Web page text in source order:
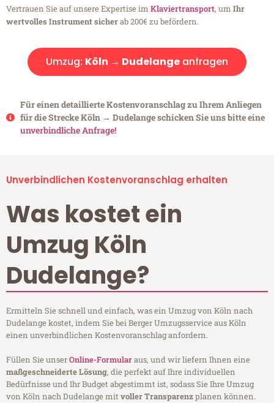
Vertrauen Sie auf unsere Expertise im Klaviertransport, um Ihr
wertvolles Instrument sicherab 200€ zu befördern.
Umzug: Köln → Dudelange anfragen
Für einen detaillierte Kostenvoranschlag zu Ihrem Anliegen
für die Strecke Köln → Dudelange schicken Sie uns bitte eine
unverbindliche Anfrage!
Unverbindlichen Kostenvoranschlag erhalten
Was kostet ein
Umzug Köln
Dudelange?
Ermitteln Sie schnell und einfach, was ein Umzug von Köln nach
Dudelange kostet, indem Sie bei Berger Umzugsservice aus Köln
einen unverbindlichen Kostenvoranschlag anfordern.
Füllen Sie unserOnline-Formularaus, und wir liefern Ihnen eine
maßgeschneiderte Lösung, die perfekt auf Ihre individuellen
Bedürfnisse und Ihr Budget abgestimmt ist, sodass Sie Ihre Umzug
von Köln nach Dudelange mitvoller Transparenzplanen können.